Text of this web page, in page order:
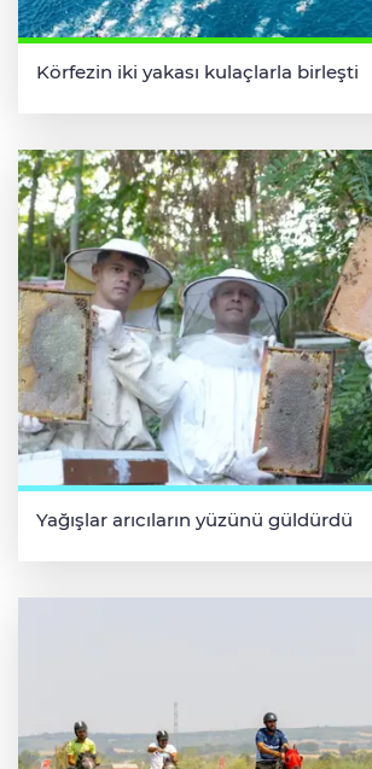
Körfezin iki yakası kulaçlarla birleşti
Yağışlar arıcıların yüzünü güldürdü